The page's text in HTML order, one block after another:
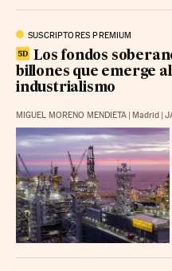
SUSCRIPTORES PREMIUM
Los fondos
billones que emerge
industrialismo
MIGUEL MORENO MENDIETA | Madrid |